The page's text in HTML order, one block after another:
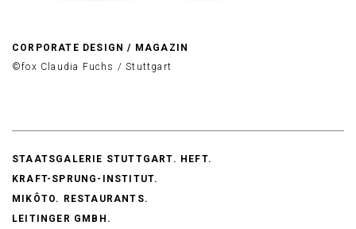
CORPORATE DESIGN / MAGAZIN
©fox Claudia Fuchs / Stuttgart
STAATSGALERIE STUTTGART. HEFT.
KRAFT-SPRUNG-INSTITUT.
MIKÔTO. RESTAURANTS.
LEITINGER GMBH.